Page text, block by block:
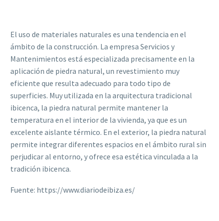
El uso de materiales naturales es una tendencia en el
ámbito de la construcción. La empresa Servicios y
Mantenimientos está especializada precisamente en la
aplicación de piedra natural, un revestimiento muy
eficiente que resulta adecuado para todo tipo de
superficies. Muy utilizada en la arquitectura tradicional
ibicenca, la piedra natural permite mantener la
temperatura en el interior de la vivienda, ya que es un
excelente aislante térmico. En el exterior, la piedra natural
permite integrar diferentes espacios en el ámbito rural sin
perjudicar al entorno, y ofrece esa estética vinculada a la
tradición ibicenca.
Fuente: https://www.diariodeibiza.es/